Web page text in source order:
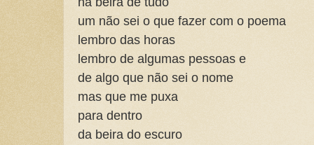
um não sei o que fazer com o poema
lembro das horas
lembro de algumas pessoas e
de algo que não sei o nome
mas que me puxa
para dentro
da beira do escuro